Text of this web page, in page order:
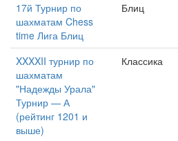
17й Турнир по
шахматам Chess
time Лига Блиц
Блиц
XXXXII турнир по
шахматам
"Надежды Урала"
Турнир — А
(рейтинг 1201 и
выше)
Классика